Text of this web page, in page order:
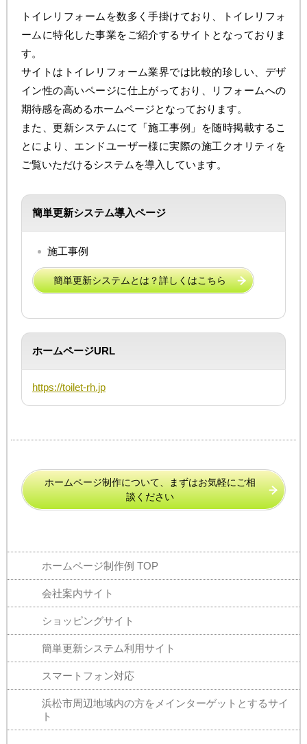
トイレリフォームを数多く手掛けており、トイレリフォ
ームに特化した事業をご紹介するサイトとなっておりま
す。
サイトはトイレリフォーム業界では比較的珍しい、デザ
イン性の高いページに仕上がっており、リフォームへの
期待感を高めるホームページとなっております。
また、更新システムにて「施工事例」を随時掲載するこ
とにより、エンドユーザー様に実際の施工クオリティを
ご覧いただけるシステムを導入しています。
簡単更新システム導入ページ
施工事例
簡単更新システムとは？詳しくはこちら
ホームページURL
https://toilet-rh.jp
ホームページ制作について、まずはお気軽にご相
談ください
ホームページ制作例 TOP
会社案内サイト
ショッピングサイト
簡単更新システム利用サイト
スマートフォン対応
浜松市周辺地域内の方をメインターゲットとするサイ
ト